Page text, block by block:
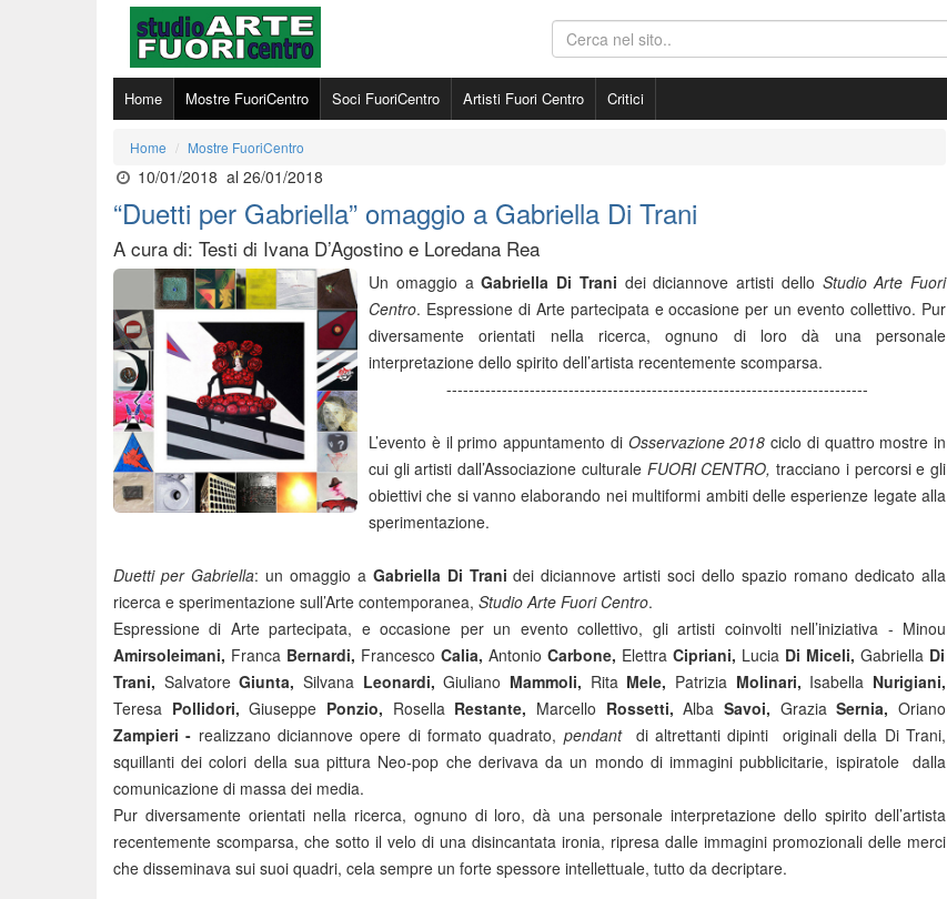
Home Mostre FuoriCentro Soci FuoriCentro Artisti Fuori Centro Critici
Home Mostre FuoriCentro
10/01/2018 al 26/01/2018
“Duetti per Gabriella” omaggio a Gabriella Di Trani
A cura di: Testi di Ivana D’Agostino e Loredana Rea
Un omaggio aGabriella Di Trani dei diciannove artisti dello Studio Arte Fuori
Centro. Espressione di Arte partecipata e occasione per un evento collettivo. Pur
diversamente orientati nella ricerca, ognuno di loro dà una personale
interpretazione dello spirito dell’artista recentemente scomparsa.
----------------------------------------------------------------------------
L’evento è il primo appuntamento di Osservazione 2018 ciclo di quattro mostre in
cui gli artisti dall’Associazione culturale FUORI CENTRO,tracciano i percorsi e gli
obiettivi che si vanno elaborando nei multiformi ambiti delle esperienze legate alla
sperimentazione.
Duetti per Gabriella: un omaggio a Gabriella Di Trani dei diciannove artisti soci dello spazio romano dedicato alla
ricerca e sperimentazione sull’Arte contemporanea, Studio Arte Fuori Centro.
Espressione di Arte partecipata, e occasione per un evento collettivo, gli artisti coinvolti nell’iniziativa - Minou
Amirsoleimani, Franca Bernardi, Francesco Calia, Antonio Carbone, Elettra Cipriani, Lucia Di Miceli, Gabriella Di
Trani, SalvatoreGiunta,Silvana Leonardi,Giuliano Mammoli, RitaMele, Patrizia Molinari, Isabella Nurigiani,
Teresa Pollidori,Giuseppe Ponzio, Rosella Restante, Marcello Rossetti,Alba Savoi, GraziaSernia,Oriano
Zampieri - realizzano diciannove opere di formato quadrato, pendant di altrettanti dipinti originali della Di Trani,
squillanti dei colori della sua pittura Neo-pop che derivava da un mondo di immagini pubblicitarie, ispiratole dalla
comunicazione di massa dei media.
Pur diversamente orientati nella ricerca, ognuno di loro, dà una personale interpretazione dello spirito dell’artista
recentemente scomparsa, che sotto il velo di una disincantata ironia, ripresa dalle immagini promozionali delle merci
che disseminava sui suoi quadri, cela sempre un forte spessore intellettuale, tutto da decriptare.